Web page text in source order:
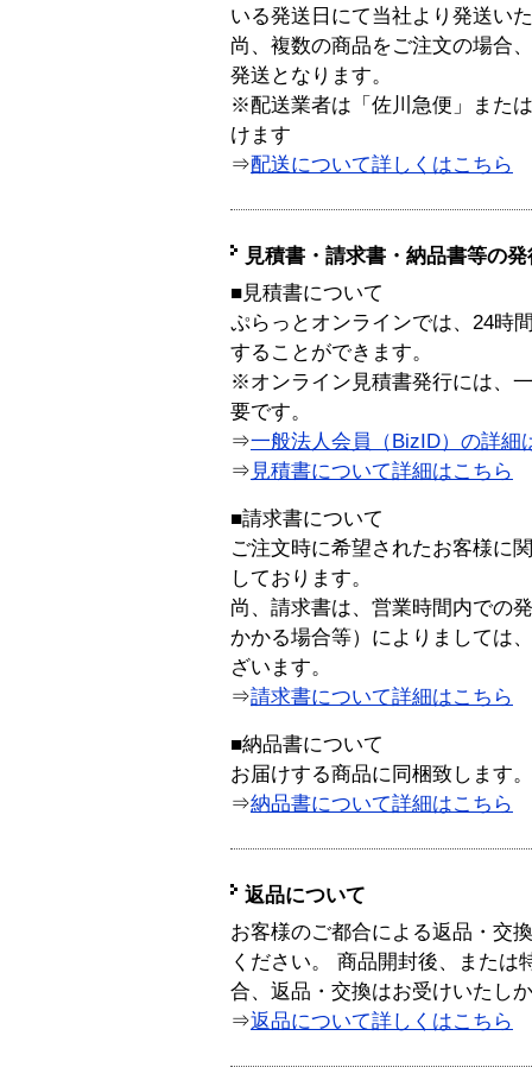
いる発送日にて当社より発送い
尚、複数の商品をご注文の場合
発送となります。
※配送業者は「佐川急便」また
けます
⇒配送について詳しくはこちら
見積書・請求書・納品書等の
■見積書について
ぷらっとオンラインでは、24時
することができます。
※オンライン見積書発行には、
要です。
⇒一般法人会員（BizID）の詳細
⇒ 見積書について詳細はこちら
■請求書について
ご注文時に希望されたお客様に
しております。
尚、請求書は、営業時間内での
かかる場合等）によりましては
ざいます。
⇒請求書について詳細はこちら
■納品書について
お届けする商品に同梱致します。
⇒納品書について詳細はこちら
返品について
お客様のご都合による返品・交
ください。 商品開封後、または
合、返品・交換はお受けいたし
⇒返品について詳しくはこちら